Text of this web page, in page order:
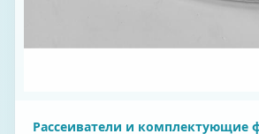
Рассеиватели и комплектующие